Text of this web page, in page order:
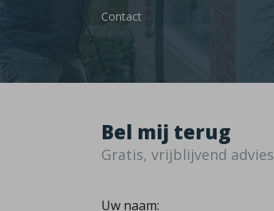
Contact
Bel mij terug
Gratis, vrijblijvend advies
Uw naam: